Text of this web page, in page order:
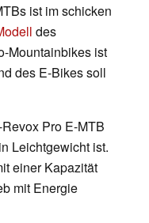
ist im schicken
des
Mountainbikes ist
des E-Bikes soll
Pro E-MTB
Leichtgewicht ist.
einer Kapazität
mit Energie